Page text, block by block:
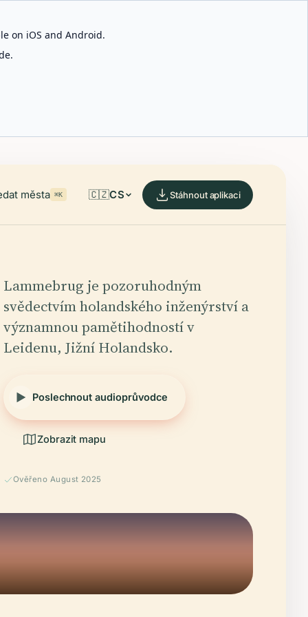
on iOS and Android.
města ⌘K 🇨🇿CS Stáhnout aplikaci
Lammebrug je pozoruhodným
svědectvím holandského inženýrství a
významnou pamětihodností v
Leidenu, Jižní Holandsko.
Poslechnout audioprůvodce
Zobrazit mapu
Ověřeno August 2025